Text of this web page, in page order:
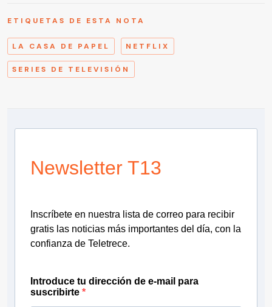
ETIQUETAS DE ESTA NOTA
LA CASA DE PAPEL NETFLIX
SERIES DE TELEVISIÓN
Newsletter T13
Inscríbete en nuestra lista de correo para recibir
gratis las noticias más importantes del día, con la
confianza de Teletrece.
Introduce tu dirección de e-mail para
suscribirte